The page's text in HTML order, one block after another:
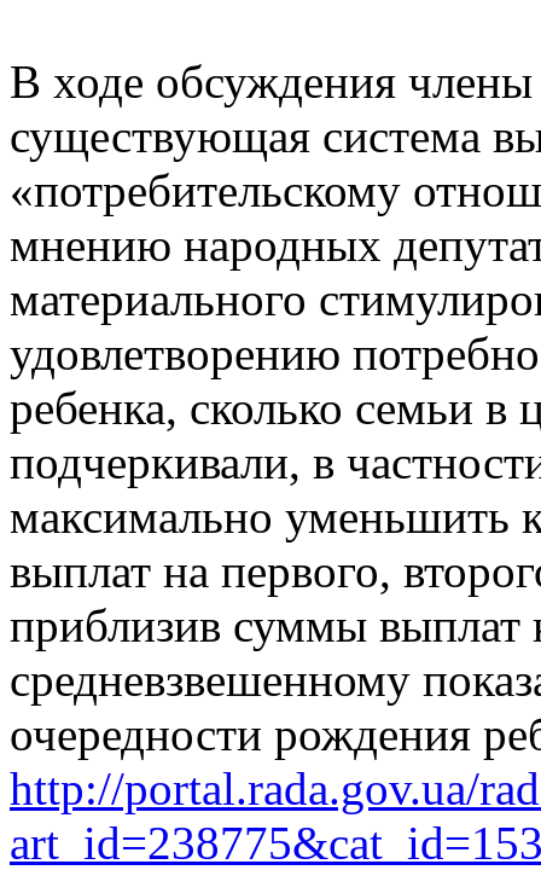
В ходе обсуждения
существующая система
«потребительскому
мнению народных
материального
удовлетворению
ребенка, сколько семьи
подчеркивали, в
максимально уменьшить
выплат на первого,
приблизив суммы выплат
средневзвешенному
очередности рождения
http://portal.rada.gov.ua/